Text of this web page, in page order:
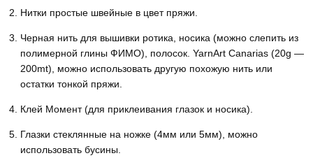
Нитки простые швейные в цвет пряжи.
Черная нить для вышивки ротика, носика (можно слепить из
полимерной глины ФИМО), полосок. YarnArt Canarias (20g —
200mt), можно использовать другую похожую нить или
остатки тонкой пряжи.
Клей Момент (для приклеивания глазок и носика).
Глазки стеклянные на ножке (4мм или 5мм), можно
использовать бусины.